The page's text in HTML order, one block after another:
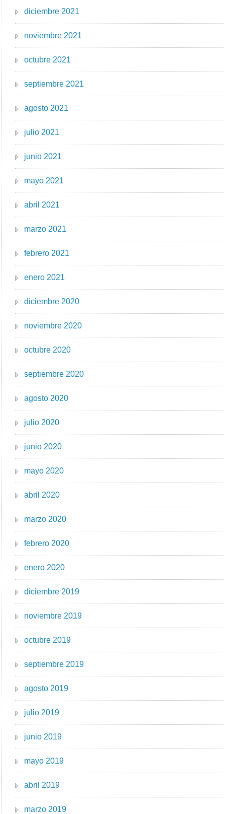
diciembre 2021
noviembre 2021
octubre 2021
septiembre 2021
agosto 2021
julio 2021
junio 2021
mayo 2021
abril 2021
marzo 2021
febrero 2021
enero 2021
diciembre 2020
noviembre 2020
octubre 2020
septiembre 2020
agosto 2020
julio 2020
junio 2020
mayo 2020
abril 2020
marzo 2020
febrero 2020
enero 2020
diciembre 2019
noviembre 2019
octubre 2019
septiembre 2019
agosto 2019
julio 2019
junio 2019
mayo 2019
abril 2019
marzo 2019